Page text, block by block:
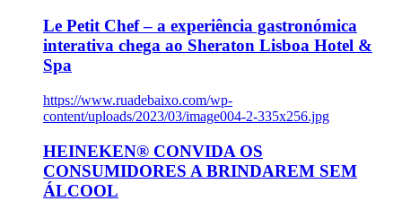
Le Petit Chef – a experiência gastronómica
interativa chega ao Sheraton Lisboa Hotel &
Spa
https://www.ruadebaixo.com/wp-
content/uploads/2023/03/image004-2-335x256.jpg
HEINEKEN® CONVIDA OS
CONSUMIDORES A BRINDAREM SEM
ÁLCOOL